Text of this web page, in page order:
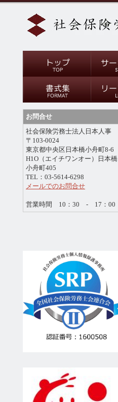
お問合せ
社会保険労務士法人日本人事
〒103-0024
東京都中央区日本橋小舟町8-6
H1O（エイチワンオー）日本橋
小舟町405
TEL：03-5614-6298
メールでのお問合せ
営業時間 10：30 - 17：00